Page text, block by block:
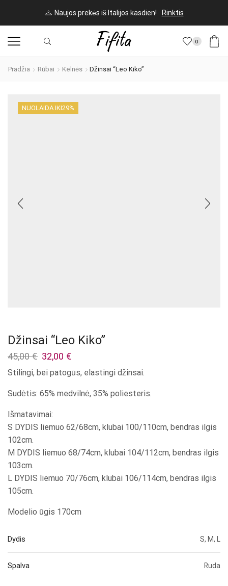
Naujos prekės iš Italijos kasdien! Rinktis
0
Pradžia Rūbai Kelnės Džinsai “Leo Kiko”
NUOLAIDA IKI29%
Džinsai “Leo Kiko”
45,00€ Original
was:
45,00 €.
32,00 €
is:
32,00 €.
Stilingi, bei patogūs, elastingi džinsai.
Sudėtis: 65% medvilnė, 35% poliesteris.
Išmatavimai:
S DYDIS liemuo 62/68cm, klubai 100/110cm, bendras ilgis
102cm.
M DYDIS liemuo 68/74cm, klubai 104/112cm, bendras ilgis
103cm.
L DYDIS liemuo 70/76cm, klubai 106/114cm, bendras ilgis
105cm.
Modelio ūgis 170cm
Dydis S, M, L
Spalva Ruda